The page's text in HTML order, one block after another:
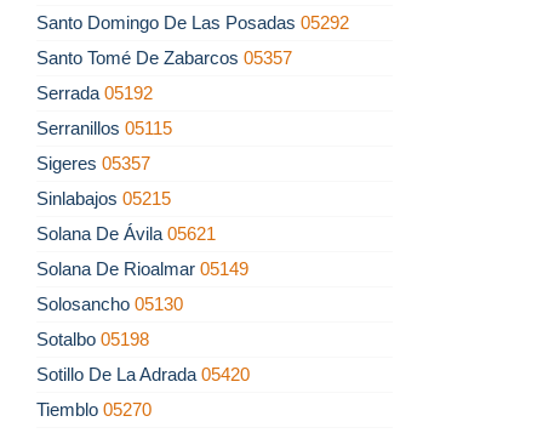
Santo Domingo De Las Posadas 05292
Santo Tomé De Zabarcos 05357
Serrada 05192
Serranillos 05115
Sigeres 05357
Sinlabajos 05215
Solana De Ávila 05621
Solana De Rioalmar 05149
Solosancho 05130
Sotalbo 05198
Sotillo De La Adrada 05420
Tiemblo 05270